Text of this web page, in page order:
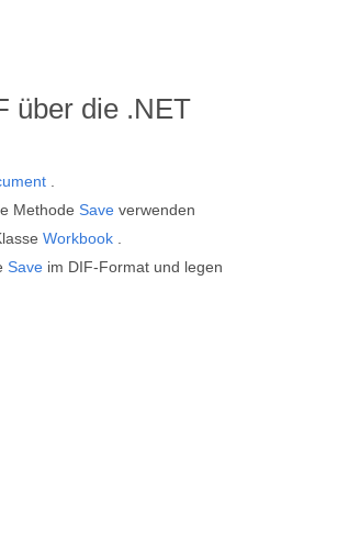
über die .NET
Methode Save verwenden
Workbook
Save im DIF-Format und legen